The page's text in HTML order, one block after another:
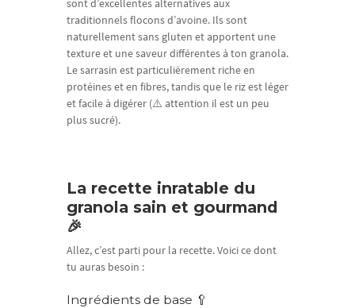
sont d’excellentes alternatives aux
traditionnels flocons d’avoine. Ils sont
naturellement sans gluten et apportent une
texture et une saveur différentes à ton granola.
Le sarrasin est particulièrement riche en
protéines et en fibres, tandis que le riz est léger
et facile à digérer (⚠️ attention il est un peu
plus sucré).
La recette inratable du
granola sain et gourmand
🎉
Allez, c’est parti pour la recette. Voici ce dont
tu auras besoin :
Ingrédients de base 🥄